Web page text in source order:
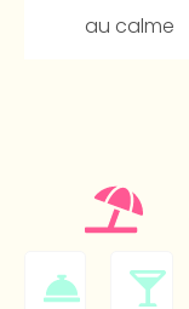
au calme